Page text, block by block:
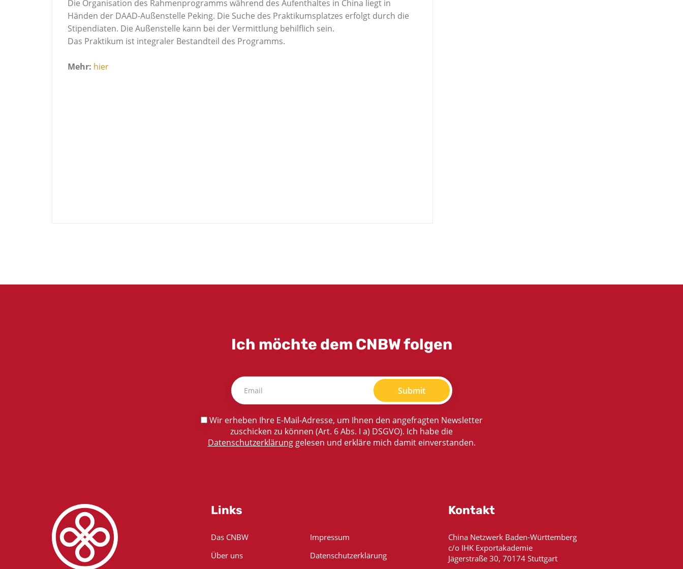
Die Organisation des Rahmenprogramms während des Aufenthaltes in China liegt in
Händen der DAAD-Außenstelle Peking. Die Suche des Praktikumsplatzes erfolgt durch die
Stipendiaten. Die Außenstelle kann bei der Vermittlung behilflich sein.
Das Praktikum ist integraler Bestandteil des Programms.
Mehr: hier
Ich möchte dem CNBW folgen
Submit
Wir erheben Ihre E-Mail-Adresse, um Ihnen den angefragten Newsletter
zuschicken zu können (Art. 6 Abs. I a) DSGVO). Ich habe die
Datenschutzerklärunggelesen und erkläre mich damit einverstanden.
Links
Das CNBW
Über uns
Impressum
Datenschutzerklärung
Kontakt
China Netzwerk Baden-Württemberg
c/o IHK Exportakademie
Jägerstraße 30, 70174 Stuttgart